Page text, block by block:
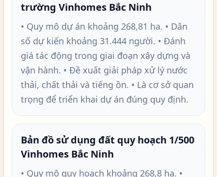
trường Vinhomes Bắc Ninh
• Quy mô dự án khoảng 268,81 ha. • Dân
số dự kiến khoảng 31.444 người. • Đánh
giá tác động trong giai đoạn xây dựng và
vận hành. • Đề xuất giải pháp xử lý nước
thải, chất thải và tiếng ồn. • Là cơ sở quan
trọng để triển khai dự án đúng quy định.
Bản đồ sử dụng đất quy hoạch 1/500
Vinhomes Bắc Ninh
• Quy mô quy hoạch khoảng 268,8 ha. •